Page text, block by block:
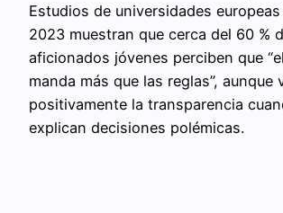
Estudios de universidades
2023 muestran que cerca del 60 %
aficionados jóvenes perciben que
manda más que las reglas”, aunque
positivamente la transparencia
explican decisiones polémicas.